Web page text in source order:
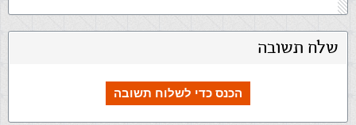
שלח תשובה
הכנס כדי לשלוח תשובה